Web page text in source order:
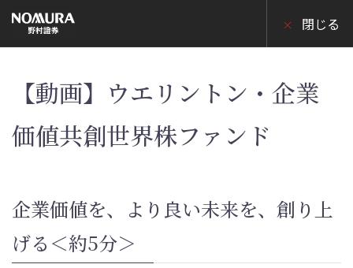
の
ー
閉じる
【動画】ウエリントン・企業
価値共創世界株ファンド
企業価値を、より良い未来を、創り上
げる＜約5分＞